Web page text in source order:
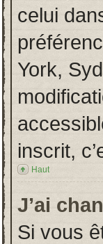
celui
York,
inscrit,
Haut
J’ai
Si vous